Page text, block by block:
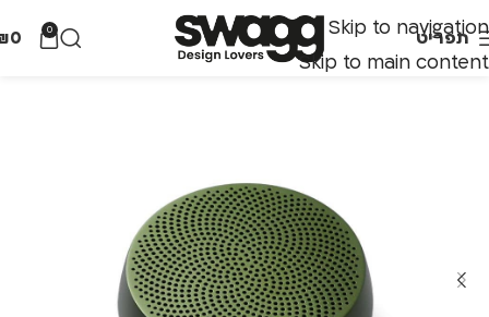
Skip to navigation
Skip to main content
תפריט 0
0